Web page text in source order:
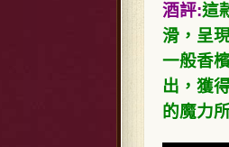
酒評:這
滑，呈
一般香
出，獲
的魔力